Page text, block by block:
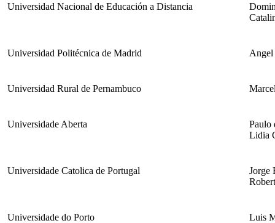
Universidad Nacional de Educación a Distancia
Universidad Politécnica de Madrid Angel
Universidad Rural de Pernambuco
Universidade Aberta
Paulo
Lidia
Universidade Catolica de Portugal
Jorge
Universidade do Porto Luis